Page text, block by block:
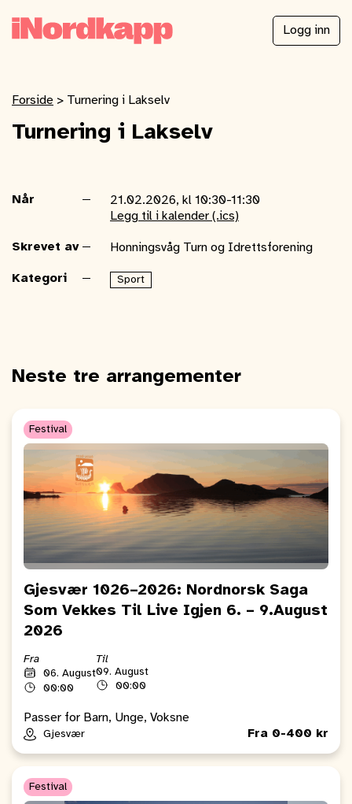
Logg inn
Forside > Turnering i Lakselv
Turnering i Lakselv
Når
21.02.2026, kl 10:30-11:30
Legg til i kalender (.ics)
Skrevet av Honningsvåg Turn og Idrettsforening
Kategori Sport
Neste tre arrangementer
Festival
Gjesvær 1026–2026: Nordnorsk Saga
Som Vekkes Til Live Igjen 6. – 9.August
2026
Fra
06. August
00:00
Til
09. August
00:00
Passer for Barn, Unge, Voksne
Gjesvær Fra 0-400 kr
Festival